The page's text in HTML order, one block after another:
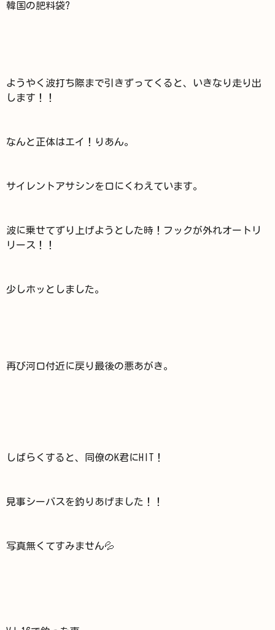
韓国の肥料袋?
ようやく波打ち際まで引きずってくると、いきなり走り出
します！！
なんと正体はエイ！りあん。
サイレントアサシンを口にくわえています。
波に乗せてずり上げようとした時！フックが外れオートリ
リース！！
少しホッとしました。
再び河口付近に戻り最後の悪あがき。
しばらくすると、同僚のK君にHIT！
見事シーバスを釣りあげました！！
写真無くてすみません💦